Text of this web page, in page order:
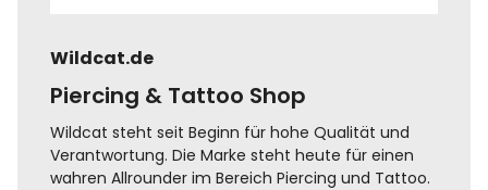
Wildcat.de
Piercing & Tattoo Shop
Wildcat steht seit Beginn für hohe Qualität und
Verantwortung. Die Marke steht heute für einen
wahren Allrounder im Bereich Piercing und Tattoo.